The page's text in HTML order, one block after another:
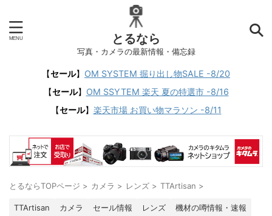
とるなら
写真・カメラの最新情報・備忘録
【セール】 OM SYSTEM 掘り出し物SALE -8/20
【セール】 OM SSYTEM 楽天 夏の特選市 -8/16
【セール】 楽天市場 お買い物マラソン -8/11
とるならTOPページ > カメラ > レンズ > TTArtisan >
TTArtisan カメラ セール情報 レンズ 機材の噂情報・速報